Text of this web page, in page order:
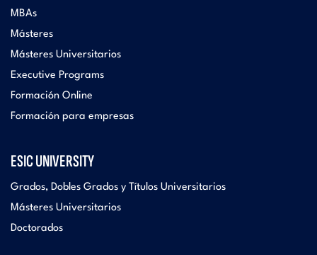
MBAs
Másteres
Másteres Universitarios
Executive Programs
Formación Online
Formación para empresas
ESIC UNIVERSITY
Grados, Dobles Grados y Títulos Universitarios
Másteres Universitarios
Doctorados